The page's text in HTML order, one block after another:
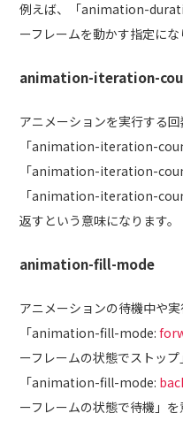
例えば、「animation-
ーフレームを動かす指定にな
animation-iteration-
アニメーションを実行する回
「animation-iteration-
「animation-iteration-
「animation-iteration-
返すという意味になります。
animation-fill-mode
アニメーションの待機中や
「animation-fill-mode:
ーフレームの状態でストップ
「animation-fill-mode:
ーフレームの状態で待機」を